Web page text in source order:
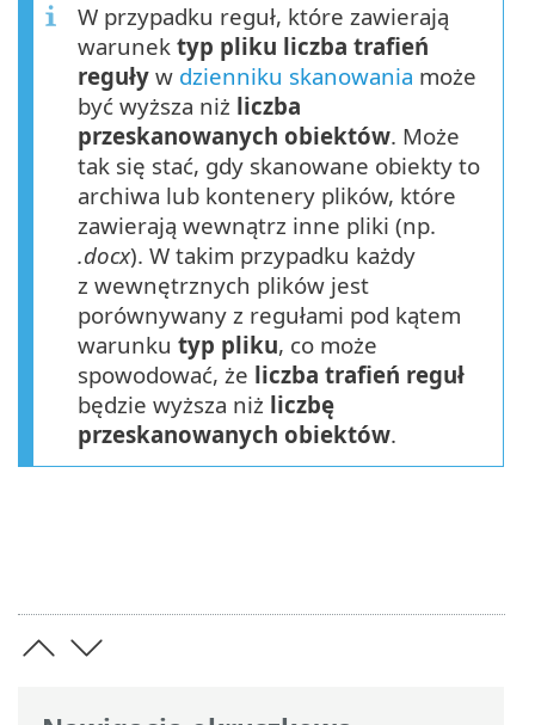
W przypadku reguł, które zawierają
warunek typ pliku liczba trafień
reguły w dzienniku skanowania może
być wyższa niż liczba
przeskanowanych obiektów. Może
tak się stać, gdy skanowane obiekty to
archiwa lub kontenery plików, które
zawierają wewnątrz inne pliki (np.
.docx). W takim przypadku każdy
z wewnętrznych plików jest
porównywany z regułami pod kątem
warunku typ pliku, co może
spowodować, że liczba trafień reguł
będzie wyższa niż liczbę
przeskanowanych obiektów.